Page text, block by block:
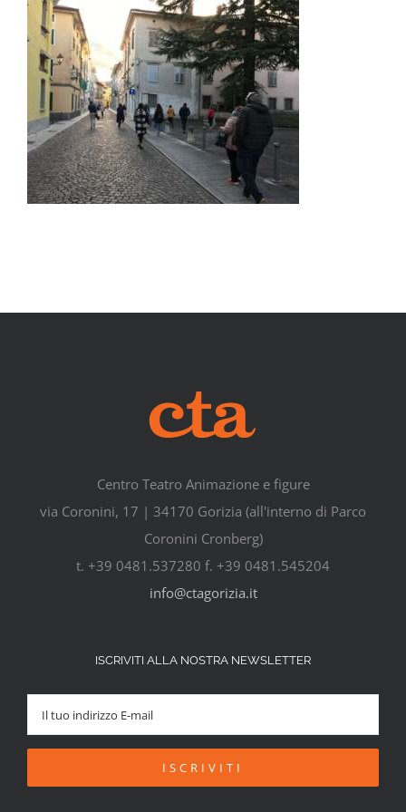
Centro Teatro Animazione e figure
via Coronini, 17 | 34170 Gorizia (all'interno di Parco
Coronini Cronberg)
t. +39 0481.537280 f. +39 0481.545204
info@ctagorizia.it
ISCRIVITI ALLA NOSTRA NEWSLETTER